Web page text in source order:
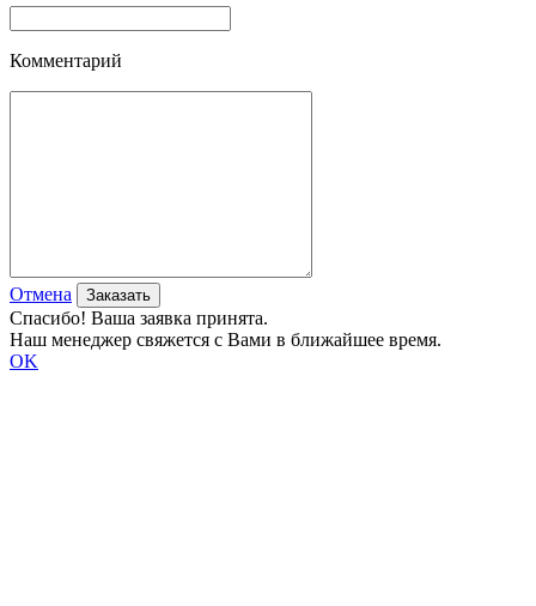
Комментарий
Отмена
Спасибо! Ваша заявка принята.
Наш менеджер свяжется с Вами в ближайшее время.
OK